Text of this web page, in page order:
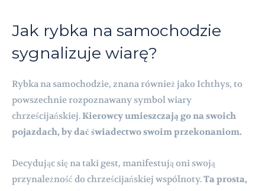
Jak rybka na samochodzie
sygnalizuje wiarę?
Rybka na samochodzie, znana również jako Ichthys, to
powszechnie rozpoznawany symbol wiary
chrześcijańskiej.Kierowcy umieszczają go na swoich
pojazdach, by dać świadectwo swoim przekonaniom.
Decydując się na taki gest, manifestują oni swoją
przynależność do chrześcijańskiej wspólnoty.Ta prosta,